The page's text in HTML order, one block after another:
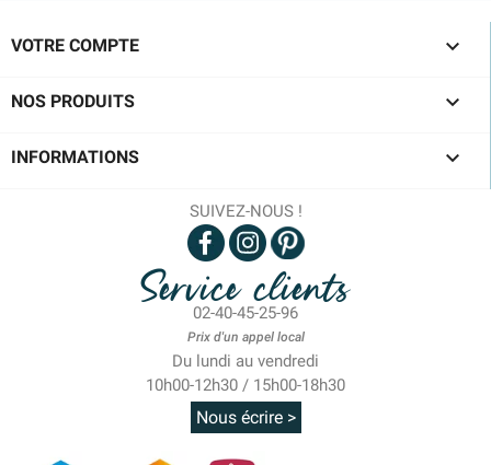
VOTRE COMPTE 
NOS PRODUITS 
INFORMATIONS 
SUIVEZ-NOUS !
Service clients
02-40-45-25-96
Prix d'un appel local
Du lundi au vendredi
10h00-12h30 / 15h00-18h30
Nous écrire >